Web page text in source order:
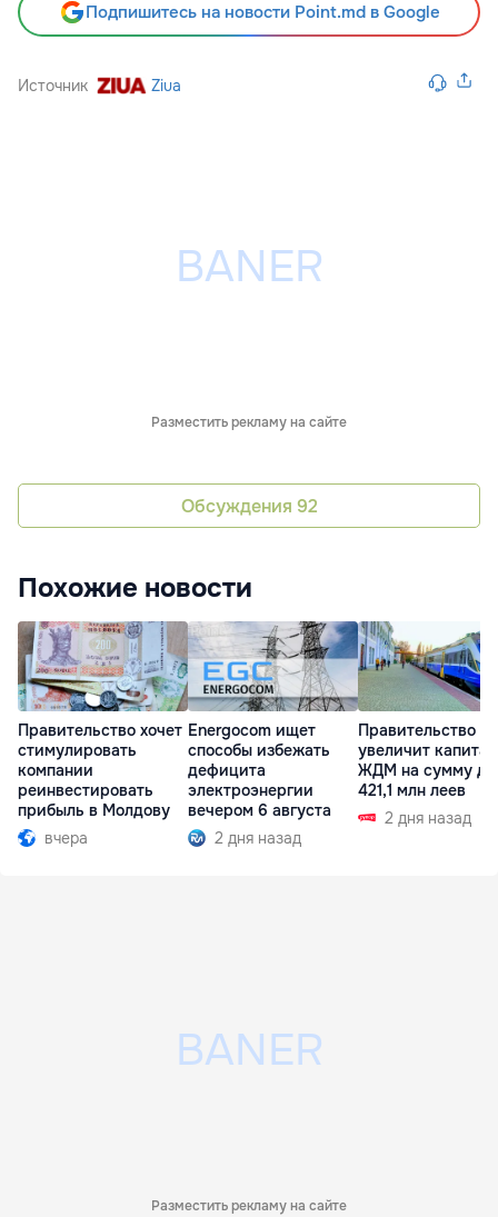
Подпишитесь на новости Point.md в Google
Источник Ziua
Разместить рекламу на сайте
Обсуждения 92
Похожие новости
Правительство хочет
стимулировать
компании
реинвестировать
прибыль в Молдову
вчера
Energocom ищет
способы избежать
дефицита
электроэнергии
вечером 6 августа
2 дня назад
Правительство
увеличит капитал
ЖДМ на сумму до
421,1 млн леев
2 дня назад
Разместить рекламу на сайте